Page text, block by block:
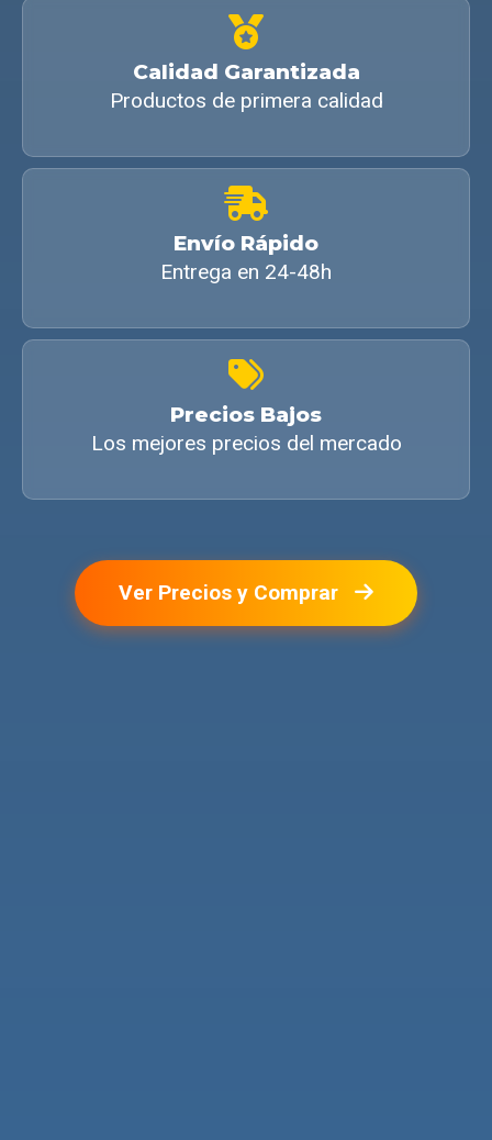
Calidad Garantizada
Productos de primera calidad
Envío Rápido
Entrega en 24-48h
Precios Bajos
Los mejores precios del mercado
Ver Precios y Comprar